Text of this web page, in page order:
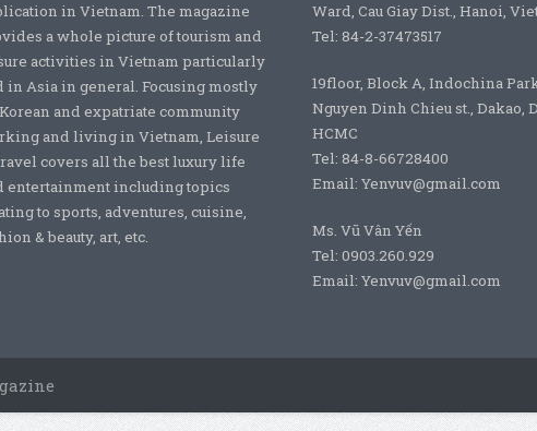
in Vietnam. The magazine
a whole picture of tourism and
activities in Vietnam particularly
in Asia in general. Focusing mostly
and expatriate community
and living in Vietnam, Leisure
covers all the best luxury life
entertainment including topics
to sports, adventures, cuisine,
& beauty, art, etc.
Ward, Cau Giay Dist., Hanoi,
Tel: 84-2-37473517
19floor, Block A, Indochina
Nguyen Dinh Chieu st., Dakao,
HCMC
Tel: 84-8-66728400
Email: Yenvuv@gmail.com
Ms. Vũ Vân Yến
Tel: 0903.260.929
Email: Yenvuv@gmail.com